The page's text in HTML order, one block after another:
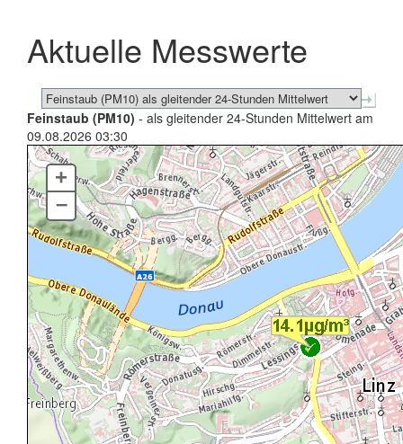
schließen
Aktuelle Messwerte
Feinstaub (PM10) - als gleitender 24-Stunden Mittelwert am
09.08.2026 03:30
+
–